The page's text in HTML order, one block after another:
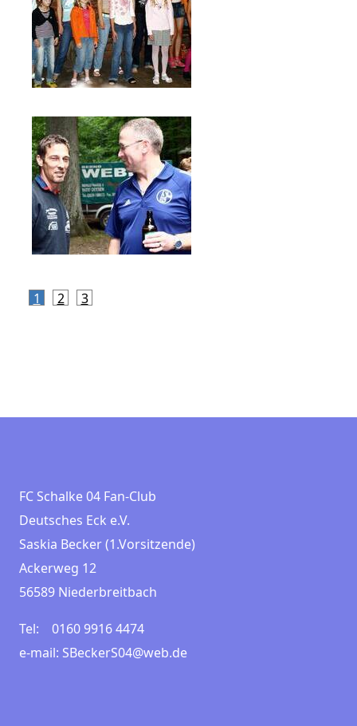
1 2 3
FC Schalke 04 Fan-Club
Deutsches Eck e.V.
Saskia Becker (1.Vorsitzende)
Ackerweg 12
56589 Niederbreitbach
Tel: 0160 9916 4474
e-mail: SBeckerS04@web.de